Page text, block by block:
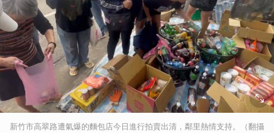
新竹市高翠路遭氣爆的麵包店今日進行拍賣出清，鄰里熱情支持。（翻攝